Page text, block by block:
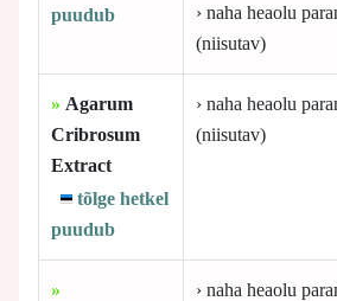
puudub
› naha heaolu
(niisutav)
» Agarum
Cribrosum
Extract
tõlge hetkel
puudub
› naha heaolu
(niisutav)
»
› naha heaolu